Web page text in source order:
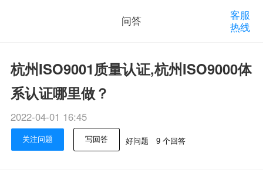
问答
客服
热线
杭州ISO9001质量认证,杭州ISO9000体
系认证哪里做？
2022-04-01 16:45
关注问题 写回答 好问题 9 个回答